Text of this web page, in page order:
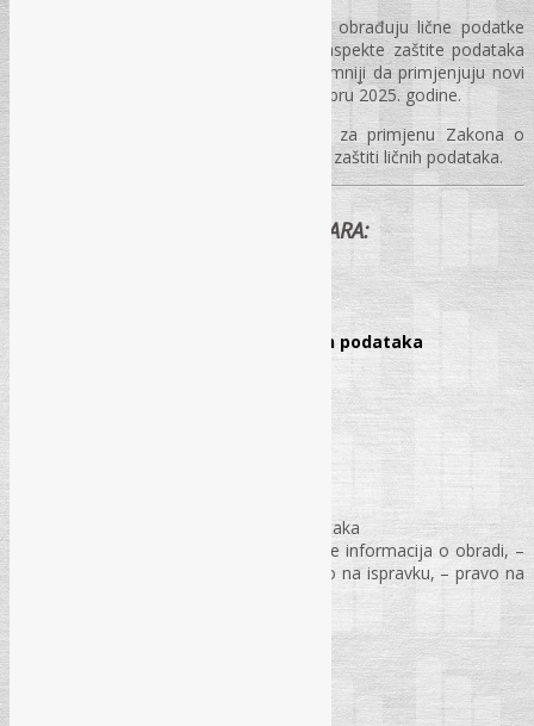
Svrha ove edukacije je da subjekti koji obrađuju lične podatke
steknu jasniji uvid u pravne i praktične aspekte zaštite podataka
prema novoj regulativi. Time će biti spremniji da primjenjuju novi
propis koji su počeli sa primjenom u oktobru 2025. godine.
Također, svi učesnici dobijaju Priručnik za primjenu Zakona o
zaštiti ličnih podataka i model pravilnika o zaštiti ličnih podataka.
PROGRAM SEMINARA:
Tema: Zakonski okvir za zaštitu ličnih podataka
Pravni osnov za obradu ličnih podataka
Prava nosioca podataka: – pružanje informacija o obradi, –
pravo na pristup podacima, – pravo na ispravku, – pravo na